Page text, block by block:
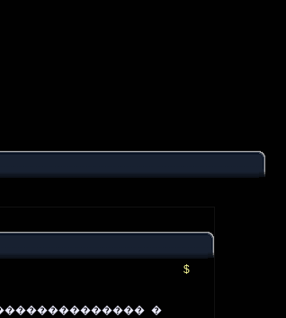
$
�